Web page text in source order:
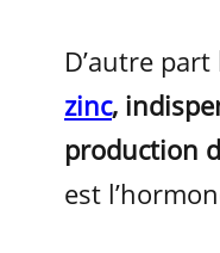
D’autre part
zinc,
production
est